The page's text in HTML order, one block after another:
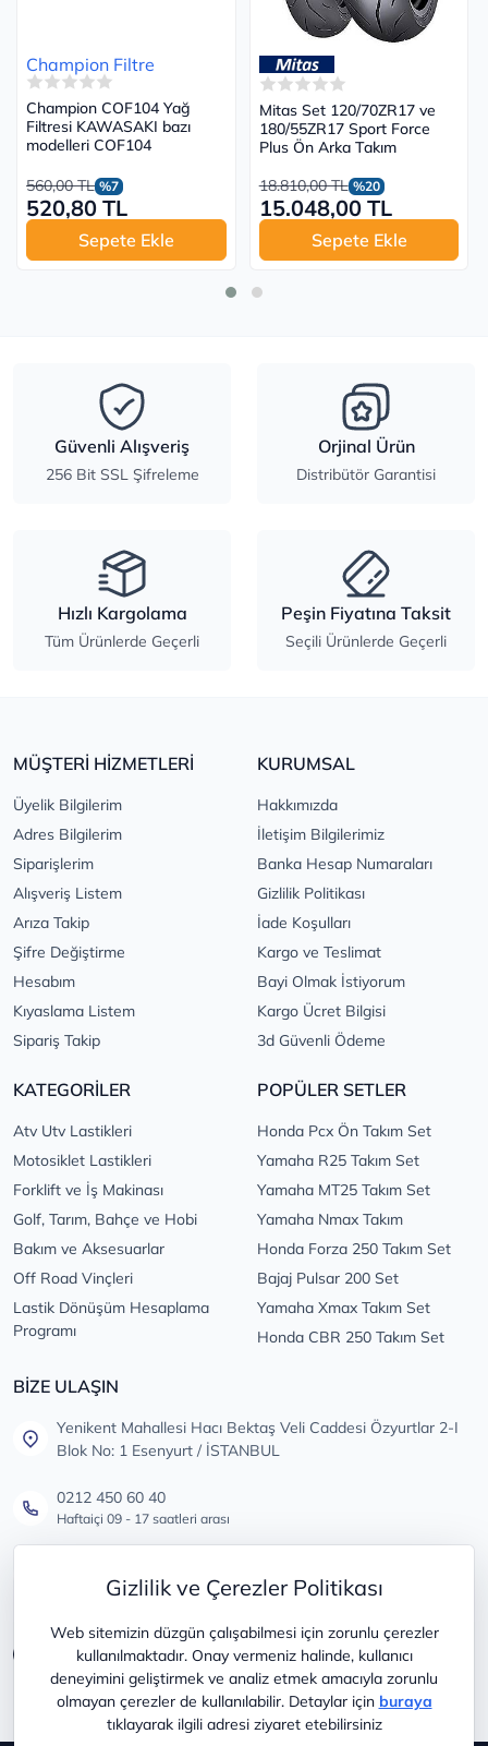
Gizlilik ve Çerezler Politikası
Web sitemizin düzgün çalışabilmesi için zorunlu çerezler
kullanılmaktadır. Onay vermeniz halinde, kullanıcı
deneyimini geliştirmek ve analiz etmek amacıyla zorunlu
olmayan çerezler de kullanılabilir. Detaylar için buraya
tıklayarak ilgili adresi ziyaret etebilirsiniz
Champion Filtre
Champion COF104 Yağ
Filtresi KAWASAKI bazı
modelleri COF104
560,00 TL %7
520,80 TL
Sepete Ekle
Mitas Set 120/70ZR17 ve
180/55ZR17 Sport Force
Plus Ön Arka Takım
18.810,00 TL %20
15.048,00 TL
Sepete Ekle
Güvenli Alışveriş
256 Bit SSL Şifreleme
Orjinal Ürün
Distribütör Garantisi
Hızlı Kargolama
Tüm Ürünlerde Geçerli
Peşin Fiyatına Taksit
Seçili Ürünlerde Geçerli
MÜŞTERİ HİZMETLERİ
Üyelik Bilgilerim
Adres Bilgilerim
Siparişlerim
Alışveriş Listem
Arıza Takip
Şifre Değiştirme
Hesabım
Kıyaslama Listem
Sipariş Takip
KURUMSAL
Hakkımızda
İletişim Bilgilerimiz
Banka Hesap Numaraları
Gizlilik Politikası
İade Koşulları
Kargo ve Teslimat
Bayi Olmak İstiyorum
Kargo Ücret Bilgisi
3d Güvenli Ödeme
KATEGORİLER
Atv Utv Lastikleri
Motosiklet Lastikleri
Forklift ve İş Makinası
Golf, Tarım, Bahçe ve Hobi
Bakım ve Aksesuarlar
Off Road Vinçleri
Lastik Dönüşüm Hesaplama
Programı
POPÜLER SETLER
Honda Pcx Ön Takım Set
Yamaha R25 Takım Set
Yamaha MT25 Takım Set
Yamaha Nmax Takım
Honda Forza 250 Takım Set
Bajaj Pulsar 200 Set
Yamaha Xmax Takım Set
Honda CBR 250 Takım Set
BİZE ULAŞIN
Yenikent Mahallesi Hacı Bektaş Veli Caddesi Özyurtlar 2-I
Blok No: 1 Esenyurt / İSTANBUL
0212 450 60 40
Haftaiçi 09 - 17 saatleri arası
Tüm öneri ve şikayetleriniz için